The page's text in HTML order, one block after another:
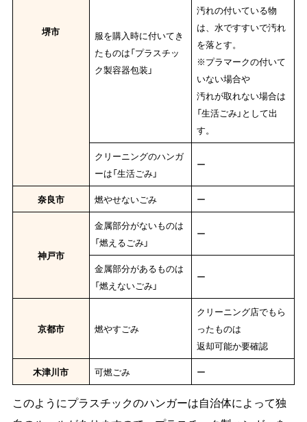
堺市
服を購入時に付いてき
たものは「プラスチッ
ク製容器包装」
汚れの付いている物
は、水ですすいで汚れ
を落とす。
※プラマークの付いて
いない場合や
汚れが取れない場合は
「生活ごみ」として出
す。
クリーニングのハンガ
ーは「生活ごみ」
ー
奈良市 燃やせないごみ ー
神戸市
金属部分がないものは
「燃えるごみ」
ー
金属部分があるものは
「燃えないごみ」
ー
京都市 燃やすごみ
クリーニング店でもら
ったものは
返却可能か要確認
木津川市
可燃ごみ ー
このようにプラスチックのハンガーは自治体によって独